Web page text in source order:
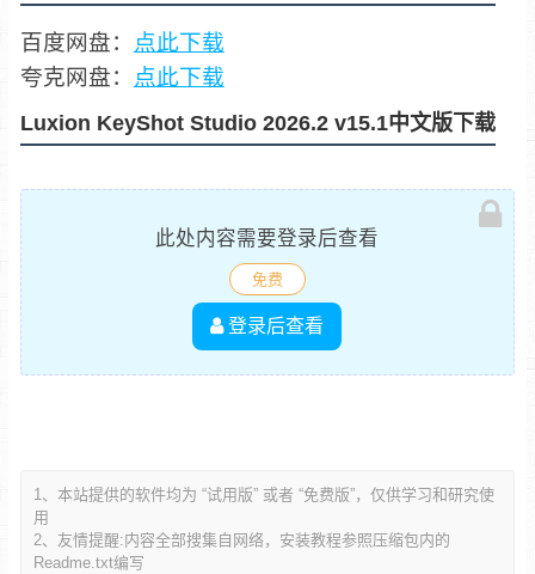
百度网盘：
点此下载
夸克网盘：
点此下载
Luxion KeyShot Studio 2026.2 v15.1中文版下载
此处内容需要登录后查看
免费
登录后查看
1、本站提供的软件均为 “试用版” 或者 “免费版”，仅供学习和研究使
用
2、友情提醒:内容全部搜集自网络，安装教程参照压缩包内的
Readme.txt编写